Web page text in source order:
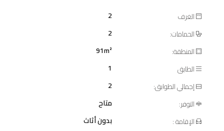
الغرف
2
الحمامات:
2
المنطقة:
91m²
الطابق
1
إجمالي الطوابق:
2
التوفر:
متاح
الإقامة :
بدون أثاث